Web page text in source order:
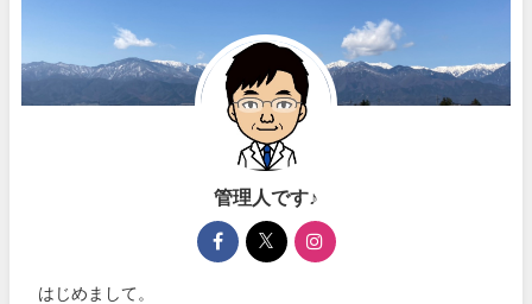
管理人です♪
はじめまして。